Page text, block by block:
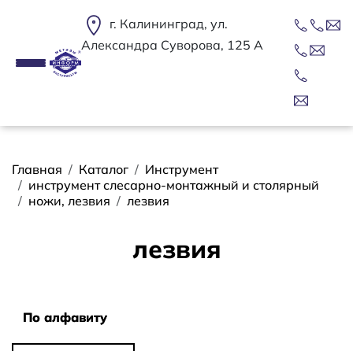
г. Калининград, ул.
Александра Суворова, 125 А
Строка навигации
Главная Каталог
Инструмент
инструмент слесарно-монтажный и столярный
ножи, лезвия
лезвия
лезвия
По алфавиту
По алфавиту